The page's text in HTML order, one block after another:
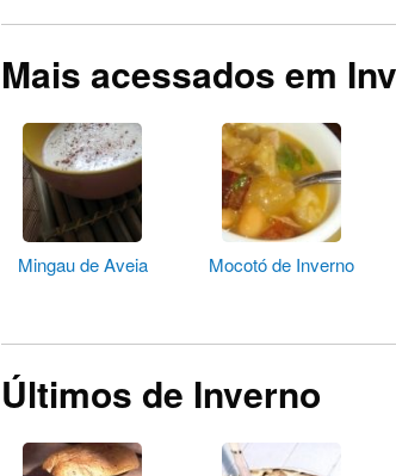
Mais acessados em
Mingau de Aveia Mocotó de Inverno
Últimos de Inverno